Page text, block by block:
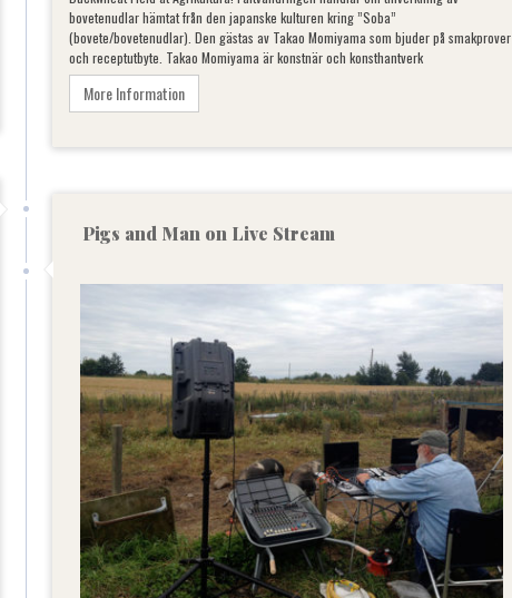
bovetenudlar hämtat från den japanske kulturen kring ”Soba”
(bovete/bovetenudlar). Den gästas av Takao Momiyama som bjuder på smakprover
och receptutbyte. Takao Momiyama är konstnär och konsthantverk
More Information
Pigs and Man on Live Stream